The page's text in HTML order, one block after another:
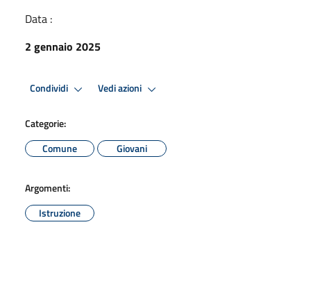
Data :
2 gennaio 2025
Condividi Vedi azioni
Categorie:
Comune
Giovani
Argomenti:
Istruzione